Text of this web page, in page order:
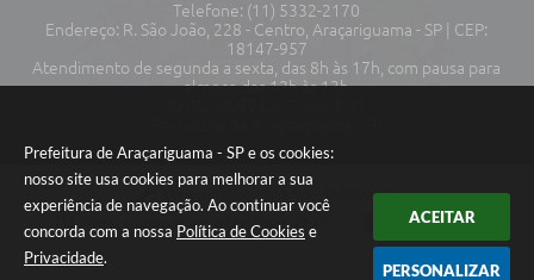
Prefeitura de Araçariguama - SP e os cookies:
nosso site usa cookies para melhorar a sua
experiência de navegação. Ao continuar você
concorda com a nossa Política de Cookies e
Privacidade.
ACEITAR
PERSONALIZAR
Telefone: (11) 5332-2170
Endereço: R. São João, 228 - Centro, Araçariguama - SP | CEP:
18147-957
Atendimento de segunda a sexta, das 8h às 17h, com pausa para
almoço das 12h às 13h
3.5.3 - 19/06/2026
Portal atualizado em:
07/08/2026 17:17 Dados Abertos